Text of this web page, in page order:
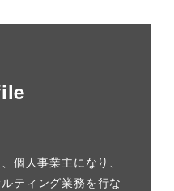
個人事業主になり、
ティング業務を行な